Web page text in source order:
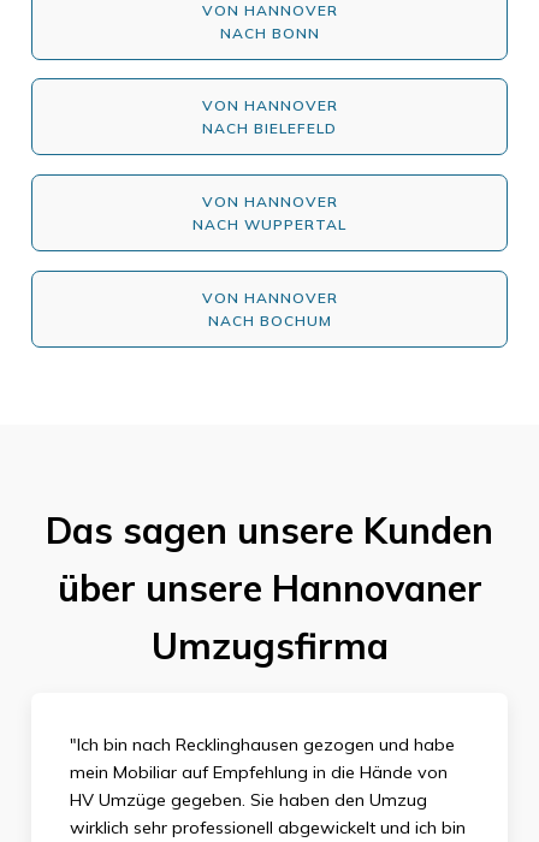
VON HANNOVER
NACH BONN
VON HANNOVER
NACH BIELEFELD
VON HANNOVER
NACH WUPPERTAL
VON HANNOVER
NACH BOCHUM
Das sagen unsere Kunden
über unsere Hannovaner
Umzugsfirma
"Ich bin nach Recklinghausen gezogen und habe
mein Mobiliar auf Empfehlung in die Hände von
HV Umzüge gegeben. Sie haben den Umzug
wirklich sehr professionell abgewickelt und ich bin